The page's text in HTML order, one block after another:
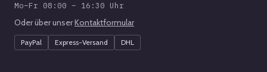
Mo–Fr 08:00 – 16:30 Uhr
Oder über unserKontaktformular
PayPal Express-Versand DHL